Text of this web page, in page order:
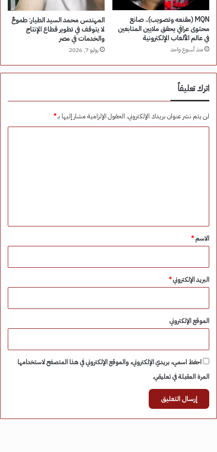
MQN (مقنعه وتصويب).. صانع
محتوى عراقي يحقق ملايين المتابعين
في عالم الألعاب الإلكترونية
منذ أسبوع واحد
المهندس محمد السيد الطيار: طموحٌ
لا يتوقف في تطوير قطاع الإنتاج
والخدمات في مصر
يوليو 7, 2026
اترك تعليقاً
لن يتم نشر عنوان بريدك الإلكتروني. الحقول الإلزامية مشار إليها بـ*
*
الاسم*
البريد الإلكتروني*
الموقع الإلكتروني
احفظ اسمي، بريدي الإلكتروني، والموقع الإلكتروني في هذا المتصفح لاستخدامها
المرة المقبلة في تعليقي.